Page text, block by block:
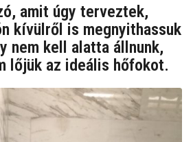
amit úgy terveztek,
kívülről is megnyithassuk
nem kell alatta állnunk,
lőjük az ideális hőfokot.